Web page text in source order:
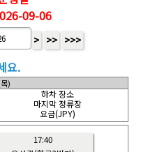
09-06
> >> >>>
요.
)
하차 장소
마지막 정류장
요금(JPY)
17:40